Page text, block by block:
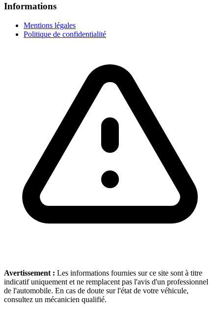
Informations
Mentions légales
Politique de confidentialité
Avertissement : Les informations fournies sur ce site sont à titre
indicatif uniquement et ne remplacent pas l'avis d'un professionnel
de l'automobile. En cas de doute sur l'état de votre véhicule,
consultez un mécanicien qualifié.